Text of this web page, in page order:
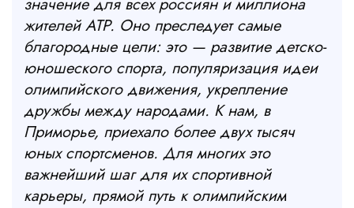
жителей АТР. Оно преследует самые
благородные цели: это — развитие детско-
юношеского спорта, популяризация идеи
олимпийского движения, укрепление
дружбы между народами. К нам, в
Приморье, приехало более двух тысяч
юных спортсменов. Для многих это
важнейший шаг для их спортивной
карьеры, прямой путь к олимпийским